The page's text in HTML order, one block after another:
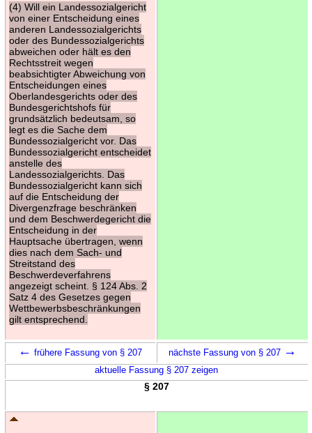
(4) Will ein Landessozialgericht
von einer Entscheidung eines
anderen Landessozialgerichts
oder des Bundessozialgerichts
abweichen oder hält es den
Rechtsstreit wegen
beabsichtigter Abweichung von
Entscheidungen eines
Oberlandesgerichts oder des
Bundesgerichtshofs für
grundsätzlich bedeutsam, so
legt es die Sache dem
Bundessozialgericht vor. Das
Bundessozialgericht entscheidet
anstelle des
Landessozialgerichts. Das
Bundessozialgericht kann sich
auf die Entscheidung der
Divergenzfrage beschränken
und dem Beschwerdegericht die
Entscheidung in der
Hauptsache übertragen, wenn
dies nach dem Sach- und
Streitstand des
Beschwerdeverfahrens
angezeigt scheint. § 124 Abs. 2
Satz 4 des Gesetzes gegen
Wettbewerbsbeschränkungen
gilt entsprechend.
← frühere Fassung von § 207 nächste Fassung von § 207 →
aktuelle Fassung § 207 zeigen
§ 207